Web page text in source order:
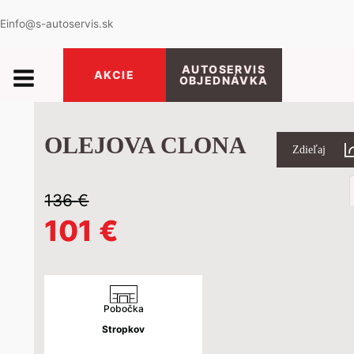
Einfo@s-autoservis.sk
AKCIE
AUTOSERVIS
OBJEDNÁVKA
OLEJOVA CLONA Zdieľaj
136€
Pôvodná
cena
bola:
101 €
cena
je:
Pobočka
Stropkov